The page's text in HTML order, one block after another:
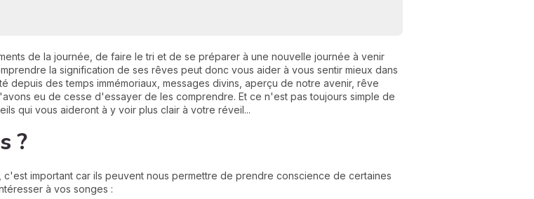
de la journée, de faire le tri et de se préparer à une nouvelle journée à venir
la signification de ses rêves peut donc vous aider à vous sentir mieux dans
depuis des temps immémoriaux, messages divins, aperçu de notre avenir, rêve
eu de cesse d'essayer de les comprendre. Et ce n'est pas toujours simple de
qui vous aideront à y voir plus clair à votre réveil...
?
important car ils peuvent nous permettre de prendre conscience de certaines
à vos songes :